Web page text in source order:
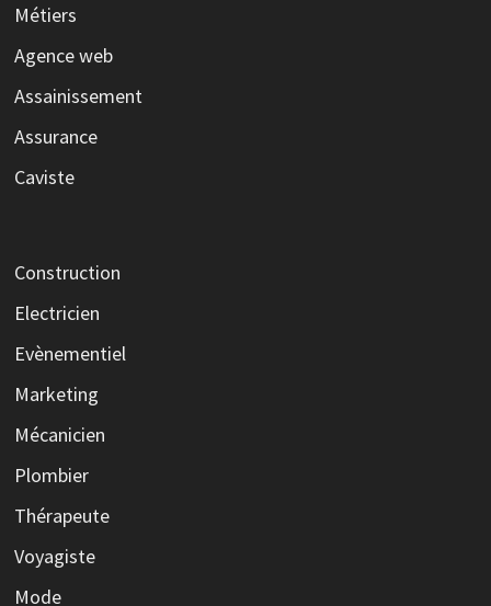
Métiers
Agence web
Assainissement
Assurance
Caviste
Construction
Electricien
Evènementiel
Marketing
Mécanicien
Plombier
Thérapeute
Voyagiste
Mode